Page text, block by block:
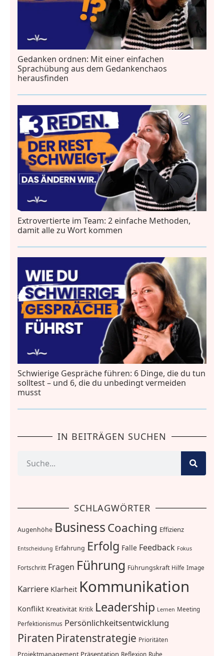
Gedanken ordnen: Mit einer einfachen
Sprachübung aus dem Gedankenchaos
herausfinden
Extrovertierte im Team: 2 einfache Methoden,
damit alle zu Wort kommen
Schwierige Gespräche führen: 6 Dinge, die du tun
solltest – und 6, die du unbedingt vermeiden
musst
IN BEITRÄGEN SUCHEN
SCHLAGWÖRTER
Augenhöhe BusinessCoaching Effizienz
Entscheidung Erfahrung Erfolg Falle Feedback Fokus
Fortschritt Fragen Führung Führungskraft Hilfe Image
Karriere Klarheit Kommunikation
Konflikt Kreativität Kritik Leadership Lernen Meeting
Perfektionismus Persönlichkeitsentwicklung
Piraten Piratenstrategie Prioritäten
Projektmanagement Präsentation Reflexion Ruhe